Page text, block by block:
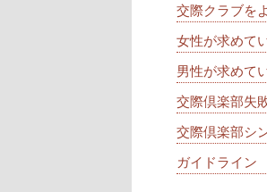
交際クラブを
女性が求めて
男性が求めて
交際倶楽部失
交際倶楽部シ
ガイドライン